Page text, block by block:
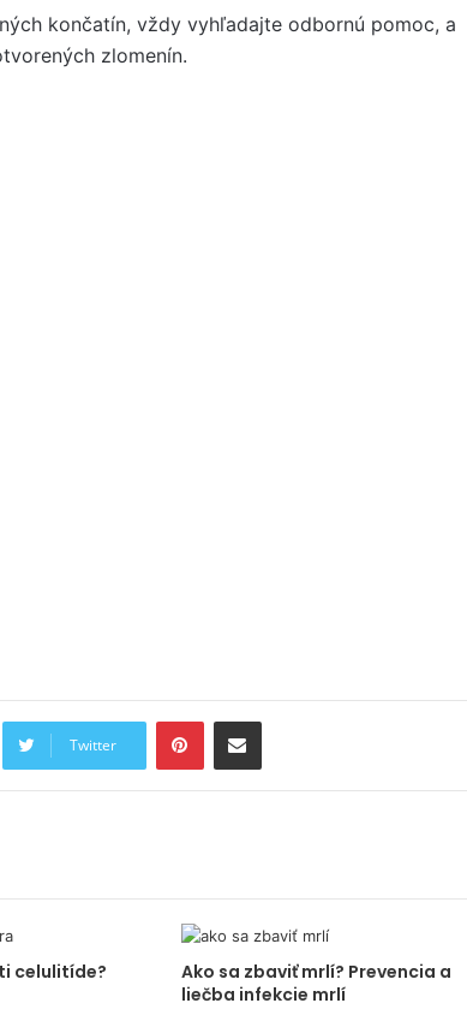
končatín, vždy vyhľadajte odbornú pomoc, a
zlomenín.
Twitter
PinterestShare via Email
celulitíde?
Ako sa zbaviť mrlí? Prevencia a
liečba infekcie mrlí